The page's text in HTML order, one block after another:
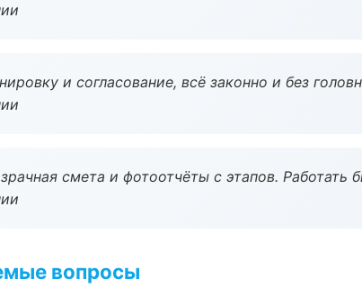
и согласование, всё законно и без
смета и фотоотчёты с этапов. Работать
вопросы